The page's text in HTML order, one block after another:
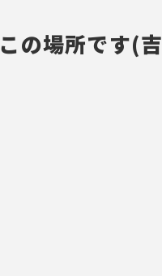
の場所です(